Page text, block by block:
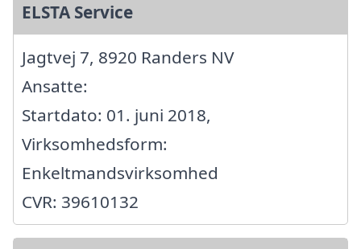
ELSTA Service
Jagtvej 7, 8920 Randers NV
Ansatte:
Startdato: 01. juni 2018,
Virksomhedsform:
Enkeltmandsvirksomhed
CVR: 39610132